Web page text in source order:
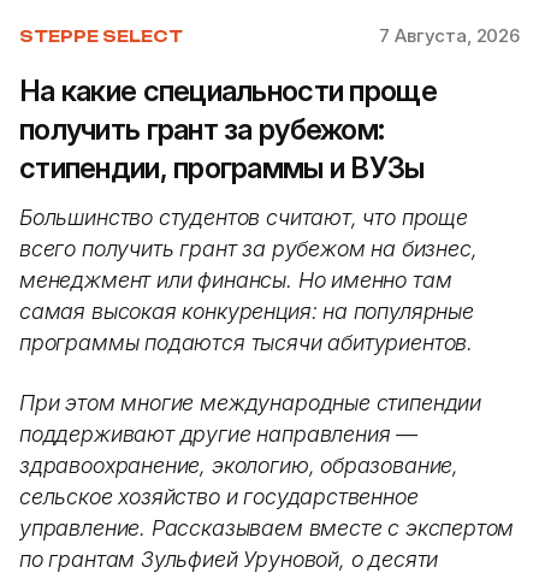
STEPPE SELECT 7 Августа, 2026
На какие специальности проще
получить грант за рубежом:
стипендии, программы и ВУЗы
Большинство студентов считают, что проще
всего получить грант за рубежом на бизнес,
менеджмент или финансы. Но именно там
самая высокая конкуренция: на популярные
программы подаются тысячи абитуриентов.
При этом многие международные стипендии
поддерживают другие направления —
здравоохранение, экологию, образование,
сельское хозяйство и государственное
управление. Рассказываем вместе с экспертом
по грантам Зульфией Уруновой, о десяти